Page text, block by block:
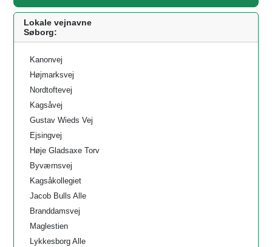
Lokale vejnavne
Søborg:
Kanonvej
Højmarksvej
Nordtoftevej
Kagsåvej
Gustav Wieds Vej
Ejsingvej
Høje Gladsaxe Torv
Byværnsvej
Kagsåkollegiet
Jacob Bulls Alle
Branddamsvej
Maglestien
Lykkesborg Alle